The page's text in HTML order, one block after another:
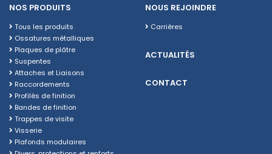
NOS PRODUITS
Tous les produits
Ossatures métalliques
Plaques de plâtre
Suspentes
Attaches et Liaisons
Raccordements
Profilés de finition
Bandes de finition
Trappes de visite
Visserie
Plafonds modulaires
NOUS REJOINDRE
Carrières
ACTUALITÉS
CONTACT